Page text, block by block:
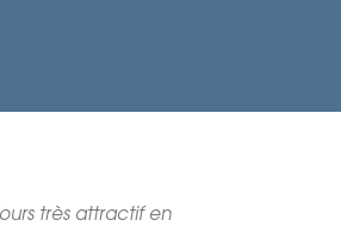
très attractif en